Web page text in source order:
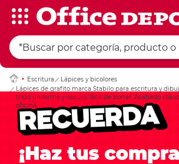
Escritura
Lápices y bicolores
Lápices de grafito marca Stabilo para escritura y
trazo uniforme y oscuro, fácil de borrar. Acabado
oficina.